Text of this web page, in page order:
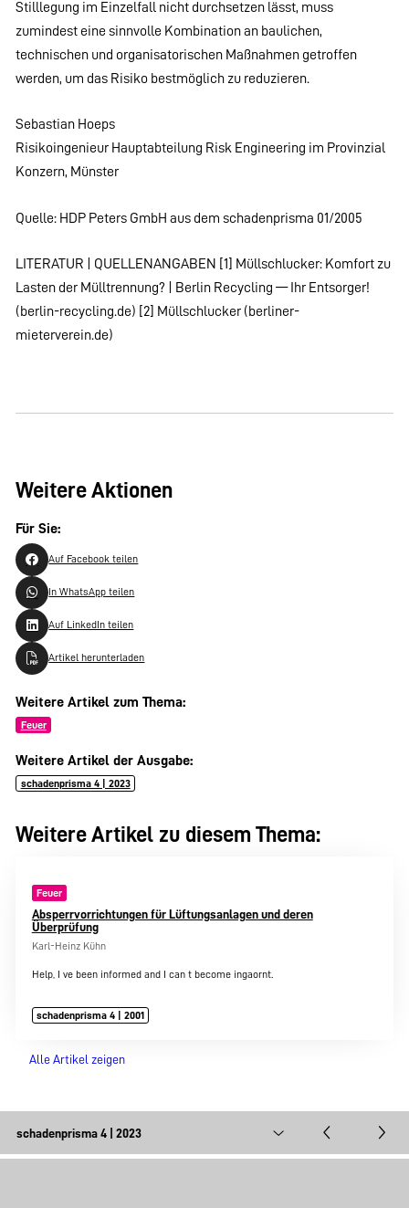
Stilllegung im Einzelfall nicht durchsetzen lässt, muss
zumindest eine sinnvolle Kombination an baulichen,
technischen und organisatorischen Maßnahmen getroffen
werden, um das Risiko bestmöglich zu reduzieren.
Sebastian Hoeps
Risikoingenieur Hauptabteilung Risk Engineering im Provinzial
Konzern, Münster
Quelle: HDP Peters GmbH aus dem schadenprisma 01/2005
LITERATUR | QUELLENANGABEN [1] Müllschlucker: Komfort zu
Lasten der Mülltrennung? | Berlin Recycling — Ihr Entsorger!
(berlin-recycling.de) [2] Müllschlucker (berliner-
mieterverein.de)
Weitere Aktionen
Für Sie:
Auf Facebook teilen
In WhatsApp teilen
Auf LinkedIn teilen
Artikel herunterladen
Weitere Artikel zum Thema:
Feuer
Weitere Artikel der Ausgabe:
schadenprisma 4 | 2023
Weitere Artikel zu diesem Thema:
Feuer
Absperrvorrichtungen für Lüftungsanlagen und deren
Überprüfung
Karl-Heinz Kühn
Help, I ve been informed and I can t become ingaornt.
schadenprisma 4 | 2001
Alle Artikel zeigen